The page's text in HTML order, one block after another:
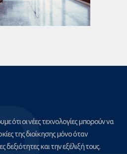
ότι οι νέες τεχνολογίες μπορούν να
της διοίκησης μόνο όταν
δεξιότητες και την εξέλιξή τους.